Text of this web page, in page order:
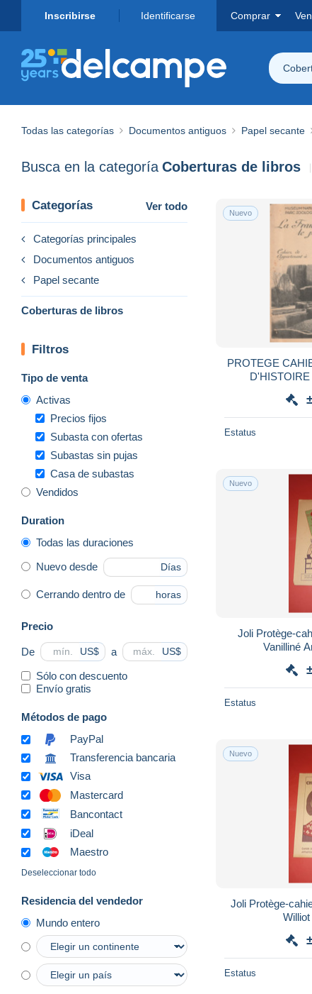
Inscribirse Identificarse Comprar
Todas las categorías Documentos antiguos Papel secante
Busca en la categoría Coberturas de libros
Categorías Ver todo
Categorías principales
Documentos antiguos
Papel secante
Coberturas de libros
Filtros
Tipo de venta
Activas
Precios fijos
Subasta con ofertas
Subastas sin pujas
Casa de subastas
Vendidos
Duration
Todas las duraciones
Nuevo desde Días
Cerrando dentro de horas
Precio
De US$ a US$
Sólo con descuento
Envío gratis
Métodos de pago
PayPal
Transferencia bancaria
Visa
Mastercard
Bancontact
iDeal
Maestro
Deseleccionar todo
Residencia del vendedor
Mundo entero
Nuevo
PROTEGE
PARIS .
Estatus
Nuevo
Joli Protège-
Vanilliné
Estatus
Nuevo
Joli Protège-
Estatus